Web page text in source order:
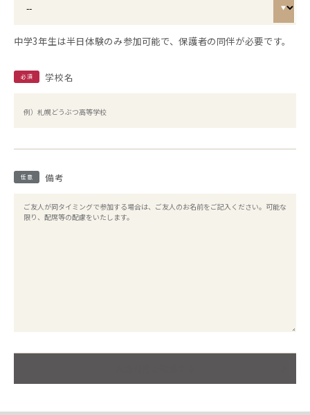
中学3年生は半日体験のみ参加可能で、保護者の同伴が必要です。
必須 学校名
任意 備考